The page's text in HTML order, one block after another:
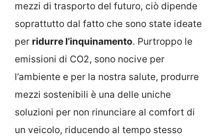
mezzi di trasporto del futuro, ciò dipende
soprattutto dal fatto che sono state ideate
per ridurre l’inquinamento. Purtroppo le
emissioni di CO2, sono nocive per
l’ambiente e per la nostra salute, produrre
mezzi sostenibili è una delle uniche
soluzioni per non rinunciare al comfort di
un veicolo, riducendo al tempo stesso